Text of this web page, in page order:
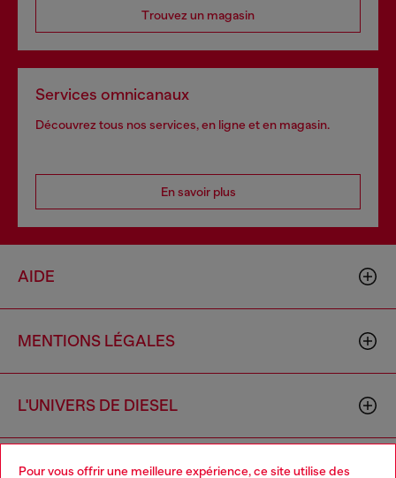
Pour vous offrir une meilleure expérience, ce site utilise des
Trouvez un magasin
Services omnicanaux
Découvrez tous nos services, en ligne et en magasin.
En savoir plus
AIDE
MENTIONS LÉGALES
L'UNIVERS DE DIESEL
CORPORATE